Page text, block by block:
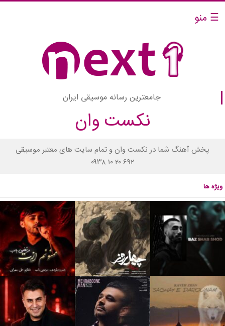
☰ منو
جامعترین رسانه موسیقی ایران
نکست وان
پخش آهنگ شما در نکست وان و تمام سایت های معتبر موسیقی
۰۹۳۸ ۱۰ ۲۰ ۶۹۲
ویژه ها